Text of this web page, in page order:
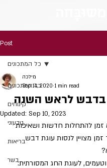
Post
כל המתכונים
קינוחים
טבעוני
בריאות
בשר
כל המתכונים
בדבש לראש השנה
מילכה
Sep 14, 2020 1 min read
Updated: Sep 10, 2023
להתחלות חדשות ושאיפות
מצויין לנסות עוגת דבש
לעוגת החג המסורתית: